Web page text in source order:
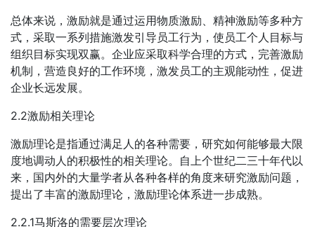
总体来说，激励就是通过运用物质激励、精神激励等多种方
式，采取一系列措施激发引导员工行为，使员工个人目标与
组织目标实现双赢。企业应采取科学合理的方式，完善激励
机制，营造良好的工作环境，激发员工的主观能动性，促进
企业长远发展。
2.2激励相关理论
激励理论是指通过满足人的各种需要，研究如何能够最大限
度地调动人的积极性的相关理论。自上个世纪二三十年代以
来，国内外的大量学者从各种各样的角度来研究激励问题，
提出了丰富的激励理论，激励理论体系进一步成熟。
2.2.1马斯洛的需要层次理论